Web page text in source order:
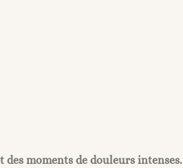
des moments de douleurs intenses.